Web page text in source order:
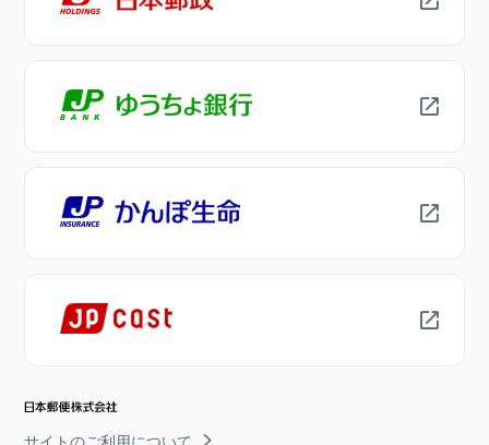
サイトのご利用について